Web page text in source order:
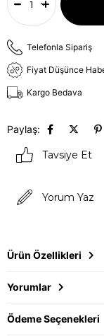
Telefonla Sipariş
Fiyat Düşünce
Kargo Bedava
Paylaş:
Tavsiye Et
Yorum Yaz
Ürün Özellikleri
Yorumlar
Ödeme Seçenekleri